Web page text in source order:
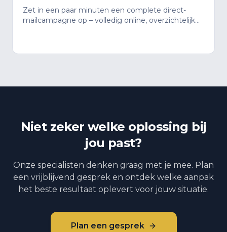
Zet in een paar minuten een complete direct-
mailcampagne op – volledig online, overzichtelijk
Niet zeker welke oplossing bij
jou past?
Onze specialisten denken graag met je mee. Plan
een vrijblijvend gesprek en ontdek welke aanpak
het beste resultaat oplevert voor jouw situatie.
Plan een gesprek